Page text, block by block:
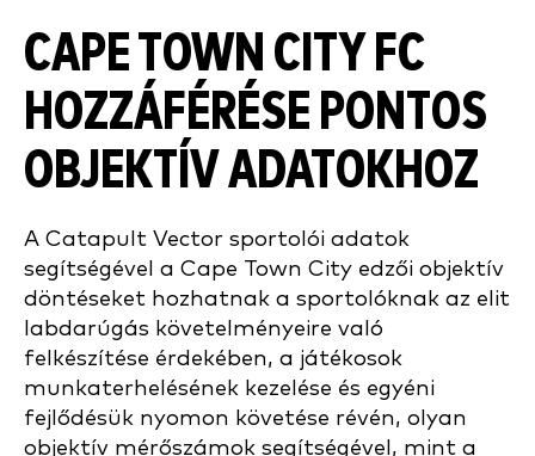
CAPE TOWN CITY FC
HOZZÁFÉRÉSE PONTOS
OBJEKTÍV ADATOKHOZ
A Catapult Vector sportolói adatok
segítségével a Cape Town City edzői objektív
döntéseket hozhatnak a sportolóknak az elit
labdarúgás követelményeire való
felkészítése érdekében, a játékosok
munkaterhelésének kezelése és egyéni
fejlődésük nyomon követése révén, olyan
objektív mérőszámok segítségével, mint a